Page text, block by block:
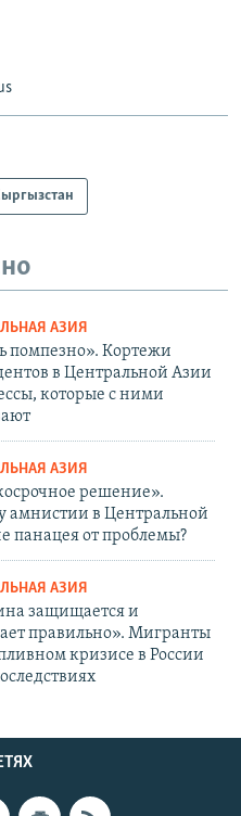
АЗИЯ
помпезно». Кортежи
в Центральной Азии
которые с ними
АЗИЯ
решение».
амнистии в Центральной
панацея от проблемы?
АЗИЯ
защищается и
правильно». Мигранты
кризисе в России